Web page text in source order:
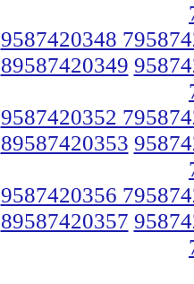
9587420348
89587420349
9587420352
89587420353
9587420356
89587420357